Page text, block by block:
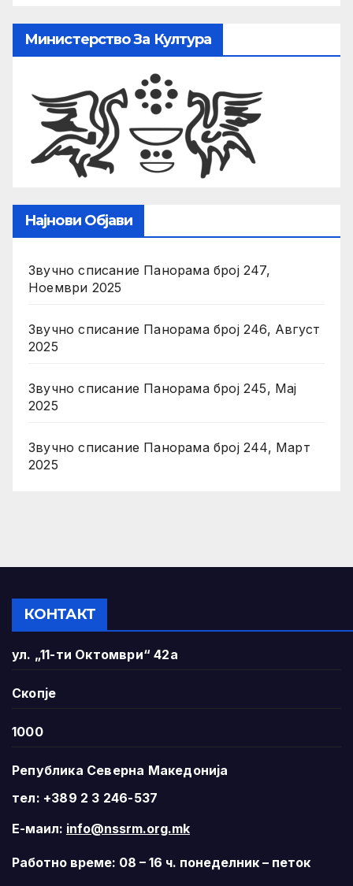
Министерство За Култура
Најнови Објави
Звучно списание Панорама број 247,
Ноември 2025
Звучно списание Панорама број 246, Август
2025
Звучно списание Панорама број 245, Мај
2025
Звучно списание Панорама број 244, Март
2025
КОНТАКТ
ул. „11-ти Октомври“ 42а
Скопје
1000
Република Северна Македонија
тел: +389 2 3 246-537
Е-маил: info@nssrm.org.mk
Работно време: 08 – 16 ч. понеделник – петок